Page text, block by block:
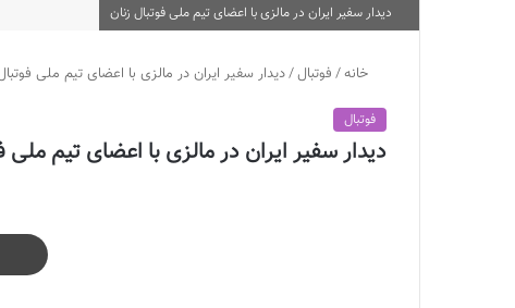
دیدار سفیر ایران در مالزی با اعضای تیم ملی فوتبال زنان
خانه/ فوتبال/دیدار سفیر ایران در مالزی با اعضای تیم ملی
فوتبال
دیدار سفیر ایران در مالزی با اعضای تیم ملی